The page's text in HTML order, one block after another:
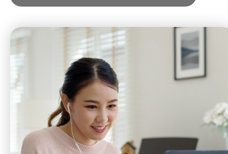
就業及求職
特別服務項目
最新消息
服務單位及聯絡